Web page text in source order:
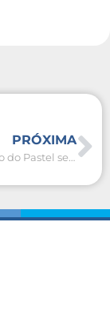
PRÓXIMA
Prefeito Fábio do Pastel se reúne com diretores das escolas municipais